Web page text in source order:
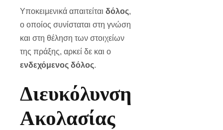
Υποκειμενικά απαιτείται δόλος,
ο οποίος συνίσταται στη γνώση
και στη θέληση των στοιχείων
της πράξης, αρκεί δε και ο
ενδεχόμενος δόλος.
Διευκόλυνση
Ακολασίας